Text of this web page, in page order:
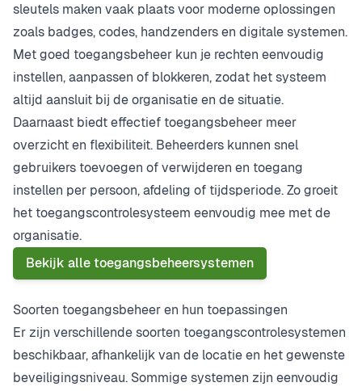
sleutels maken vaak plaats voor moderne oplossingen
zoals badges, codes, handzenders en digitale systemen.
Met goed toegangsbeheer kun je rechten eenvoudig
instellen, aanpassen of blokkeren, zodat het systeem
altijd aansluit bij de organisatie en de situatie.
Daarnaast biedt effectief toegangsbeheer meer
overzicht en flexibiliteit. Beheerders kunnen snel
gebruikers toevoegen of verwijderen en toegang
instellen per persoon, afdeling of tijdsperiode. Zo groeit
het toegangscontrolesysteem eenvoudig mee met de
organisatie.
Bekijk alle toegangsbeheersystemen
Soorten toegangsbeheer en hun toepassingen
Er zijn verschillende soorten toegangscontrolesystemen
beschikbaar, afhankelijk van de locatie en het gewenste
beveiligingsniveau. Sommige systemen zijn eenvoudig